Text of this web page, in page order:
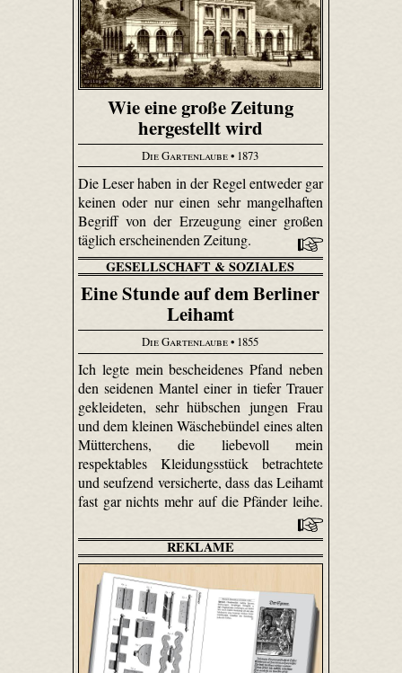
Wie eine große Zeitung
hergestellt wird
Die Gartenlaube• 1873
Die Leser haben in der Regel entweder gar
keinen oder nur einen sehr mangelhaften
Begriff von der Erzeugung einer großen
täglich erscheinenden Zeitung.
GESELLSCHAFT & SOZIALES
Eine Stunde auf dem Berliner
Leihamt
Die Gartenlaube• 1855
Ich legte mein bescheidenes Pfand neben
den seidenen Mantel einer in tiefer Trauer
gekleideten, sehr hübschen jungen Frau
und dem kleinen Wäschebündel eines alten
Mütterchens, die liebevoll mein
respektables Kleidungsstück betrachtete
und seufzend versicherte, dass das Leihamt
fast gar nichts mehr auf die Pfänder leihe.
REKLAME